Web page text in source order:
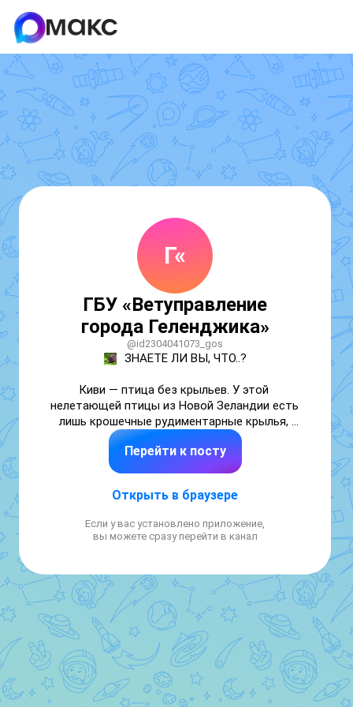
Г«
ГБУ «Ветуправление
города Геленджика»
@id2304041073_gos
ЗНАЕТЕ ЛИ ВЫ, ЧТО..?
Киви — птица без крыльев. У этой
нелетающей птицы из Новой Зеландии есть
лишь крошечные рудиментарные крылья,
скрытые под перьями. Кроме того, у неё
ноздри расположены на кончике клюва, что
позволяет ей вынюхивать добычу под
Перейти к посту
Открыть в браузере
Если у вас установлено приложение,
вы можете сразу перейти в канал